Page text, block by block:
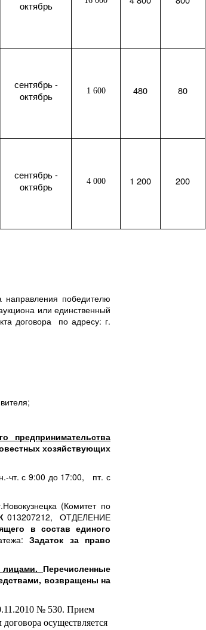
октябрь
сентябрь -
октябрь
1 600 480 80
сентябрь -
октябрь
4 000 1 200 200
победителю
или единственный
договора по адресу: г.
предпринимательства
хозяйствующих
чт. с 9:00 до 17:00, пт. с
(Комитет по
013207212, ОТДЕЛЕНИЕ
в состав единого
Задаток за право
Перечисленные
возвращены на
№ 530. Прием
осуществляется